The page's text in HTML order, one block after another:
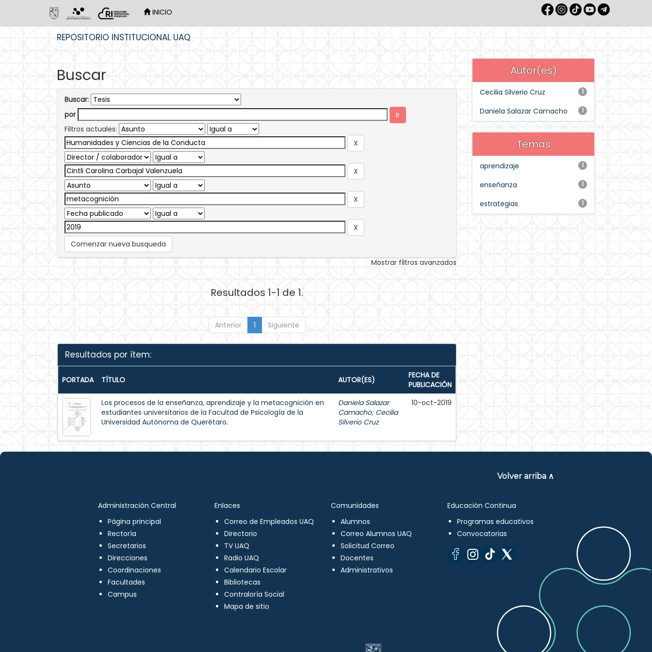
INICIO
REPOSITORIO INSTITUCIONAL UAQ
Buscar
Buscar:
por
Filtros actuales:
Comenzar nueva busqueda
Mostrar filtros avanzados
Resultados 1-1 de 1.
Anterior 1 Siguiente
Resultados por ítem:
PORTADA TÍTULO AUTOR(ES)
FECHA DE
PUBLICACIÓN
Los procesos de la enseñanza, aprendizaje y la metacognición en
estudiantes universitarios de la Facultad de Psicología de la
Universidad Autónoma de Querétaro.
Daniela Salazar
Camacho; Cecilia
Silverio Cruz
10-oct-2019
Autor(es)
1
Cecilia Silverio Cruz
1
Daniela Salazar Camacho
Temas
1
aprendizaje
1
enseñanza
1
estrategias
Volver arriba ∧
Administración Central
Página principal
Rectoría
Secretarios
Direcciones
Coordinaciones
Facultades
Campus
Enlaces
Correo de Empleados UAQ
Directorio
TV UAQ
Radio UAQ
Calendario Escolar
Bibliotecas
Contraloría Social
Mapa de sitio
Comunidades
Alumnos
Correo Alumnos UAQ
Solicitud Correo
Docentes
Administrativos
Educación Continua
Programas educativos
Convocatorias